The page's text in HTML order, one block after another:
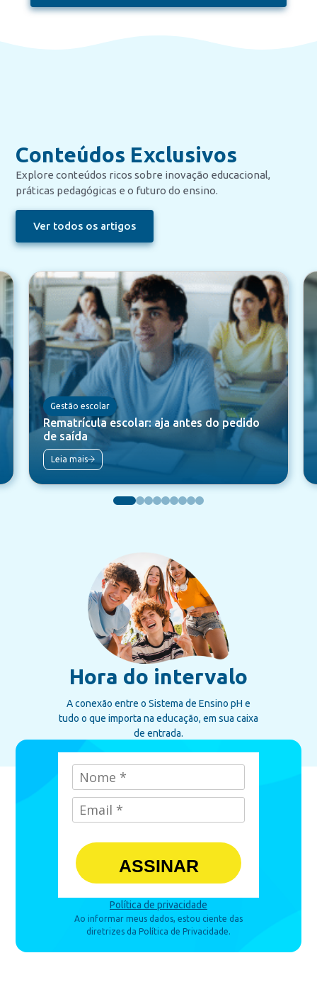
Conteúdos Exclusivos
Explore conteúdos ricos sobre inovação educacional,
práticas pedagógicas e o futuro do ensino.
Ver todos os artigos
Gestão escolar
Rematrícula escolar: aja antes do pedido
de saída
Leia mais
Hora do intervalo
A conexão entre o Sistema de Ensino pH e
tudo o que importa na educação, em sua caixa
de entrada.
ASSINAR
Política de privacidade
Ao informar meus dados, estou ciente das
diretrizes da Política de Privacidade.